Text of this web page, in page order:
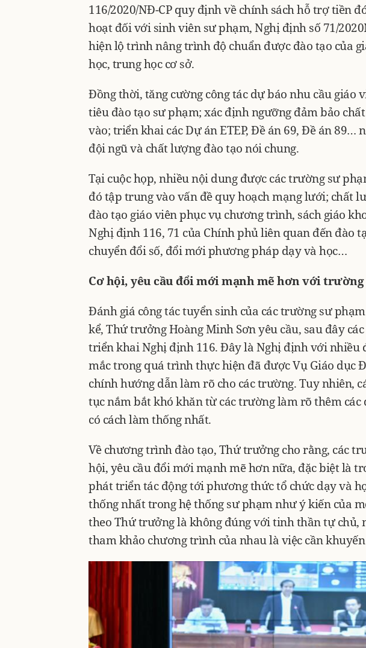
116/2020/NĐ-CP quy định về chính sách hỗ trợ tiền
hoạt đối với sinh viên sư phạm, Nghị định số 71/
hiện lộ trình nâng trình độ chuẩn được đào tạo của
học, trung học cơ sở.
Đồng thời, tăng cường công tác dự báo nhu cầu giáo
tiêu đào tạo sư phạm; xác định ngưỡng đảm bảo
vào; triển khai các Dự án ETEP, Đề án 69, Đề án 89…
đội ngũ và chất lượng đào tạo nói chung.
Tại cuộc họp, nhiều nội dung được các trường sư
đó tập trung vào vấn đề quy hoạch mạng lưới; chất
đào tạo giáo viên phục vụ chương trình, sách giáo
Nghị định 116, 71 của Chính phủ liên quan đến đào
chuyển đổi số, đổi mới phương pháp dạy và học…
Cơ hội, yêu cầu đổi mới mạnh mẽ hơn với
Đánh giá công tác tuyển sinh của các trường sư
kể, Thứ trưởng Hoàng Minh Sơn yêu cầu, sau đây
triển khai Nghị định 116. Đây là Nghị định với nhiều
mắc trong quá trình thực hiện đã được Vụ Giáo dục
chính hướng dẫn làm rõ cho các trường. Tuy nhiên,
tục nắm bắt khó khăn từ các trường làm rõ thêm
có cách làm thống nhất.
Về chương trình đào tạo, Thứ trưởng cho rằng, các
hội, yêu cầu đổi mới mạnh mẽ hơn nữa, đặc biệt là
phát triển tác động tới phương thức tổ chức dạy và
thống nhất trong hệ thống sư phạm như ý kiến của
theo Thứ trưởng là không đúng với tinh thần tự chủ,
tham khảo chương trình của nhau là việc cần